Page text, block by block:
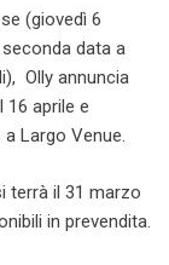
(giovedì 6
seconda data a
Olly annuncia
16 aprile e
Largo Venue.
terrà il 31 marzo
in prevendita.